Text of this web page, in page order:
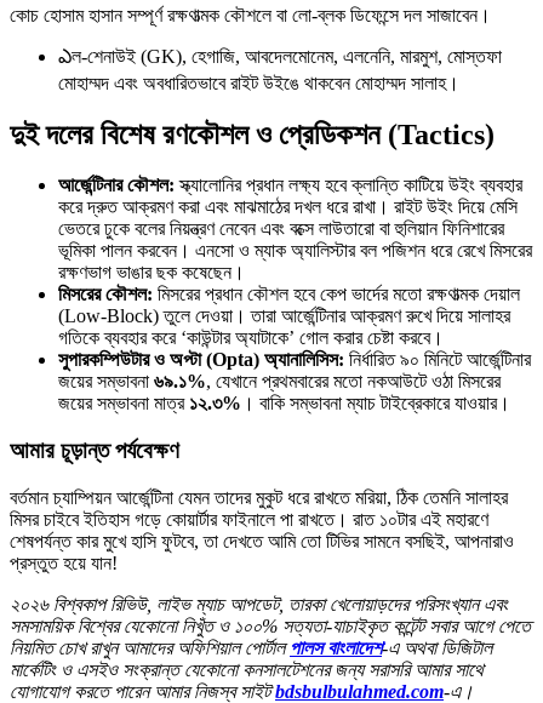
কোচ হোসাম হাসান সম্পূর্ণ রক্ষণাত্মক কৌশলে বা লো-ব্লক ডিফেন্সে দল সাজাবেন।
ఎল-শেনাউই (GK), হেগাজি, আবদেলমোনেম, এলনেনি, মারমুশ, মোস্তফা
মোহাম্মদ এবং অবধারিতভাবে রাইট উইঙে থাকবেন মোহাম্মদ সালাহ।
দুই দলের বিশেষ রণকৌশল ও প্রেডিকশন (Tactics)
আর্জেন্টিনার কৌশল: স্ক্যালোনির প্রধান লক্ষ্য হবে ক্লান্তি কাটিয়ে উইং ব্যবহার
করে দ্রুত আক্রমণ করা এবং মাঝমাঠের দখল ধরে রাখা। রাইট উইং দিয়ে মেসি
ভেতরে ঢুকে বলের নিয়ন্ত্রণ নেবেন এবং বক্সে লাউতারো বা হুলিয়ান ফিনিশারের
ভূমিকা পালন করবেন। এনসো ও ম্যাক অ্যালিস্টার বল পজিশন ধরে রেখে মিসরের
রক্ষণভাগ ভাঙার ছক কষেছেন।
মিসরের কৌশল: মিসরের প্রধান কৌশল হবে কেপ ভার্দের মতো রক্ষণাত্মক দেয়াল
(Low-Block) তুলে দেওয়া। তারা আর্জেন্টিনার আক্রমণ রুখে দিয়ে সালাহর
গতিকে ব্যবহার করে ‘কাউন্টার অ্যাটাকে’ গোল করার চেষ্টা করবে।
সুপারকম্পিউটার ও অপ্টা (Opta) অ্যানালিসিস: নির্ধারিত ৯০ মিনিটে আর্জেন্টিনার
জয়ের সম্ভাবনা ৬৯.১%, যেখানে প্রথমবারের মতো নকআউটে ওঠা মিসরের
জয়ের সম্ভাবনা মাত্র ১২.৩% । বাকি সম্ভাবনা ম্যাচ টাইব্রেকারে যাওয়ার।
আমার চূড়ান্ত পর্যবেক্ষণ
বর্তমান চ্যাম্পিয়ন আর্জেন্টিনা যেমন তাদের মুকুট ধরে রাখতে মরিয়া, ঠিক তেমনি সালাহর
মিসর চাইবে ইতিহাস গড়ে কোয়ার্টার ফাইনালে পা রাখতে। রাত ১০টার এই মহারণে
শেষপর্যন্ত কার মুখে হাসি ফুটবে, তা দেখতে আমি তো টিভির সামনে বসছিই, আপনারাও
প্রস্তুত হয়ে যান!
২০২৬ বিশ্বকাপ রিভিউ, লাইভ ম্যাচ আপডেট, তারকা খেলোয়াড়দের পরিসংখ্যান এবং
সমসাময়িক বিশ্বের যেকোনো নিখুঁত ও ১০০% সত্যতা-যাচাইকৃত কন্টেন্ট সবার আগে পেতে
নিয়মিত চোখ রাখুন আমাদের অফিশিয়াল পোর্টালপালস বাংলাদেশ-এ অথবা ডিজিটাল
মার্কেটিং ও এসইও সংক্রান্ত যেকোনো কনসালটেশনের জন্য সরাসরি আমার সাথে
যোগাযোগ করতে পারেন আমার নিজস্ব সাইটbdsbulbulahmed.com-এ।